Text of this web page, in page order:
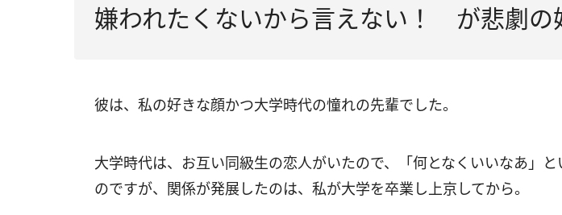
嫌われたくないから言えない！ が悲劇の
彼は、私の好きな顔かつ大学時代の憧れの先輩でした。
大学時代は、お互い同級生の恋人がいたので、「何となくいいなあ」
のですが、関係が発展したのは、私が大学を卒業し上京してから。